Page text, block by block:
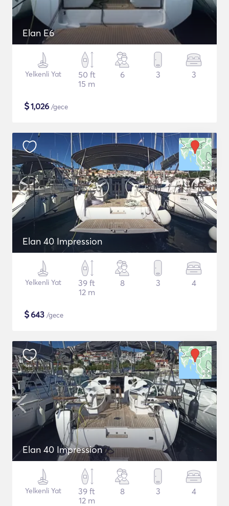
Elan E6
Yelkenli Yat
50 ft
15 m
6 3 3
$1,026 /gece
Elan 40 Impression
Yelkenli Yat
39 ft
12 m
8 3 4
$643 /gece
Elan 40 Impression
Yelkenli Yat
39 ft
12 m
8 3 4